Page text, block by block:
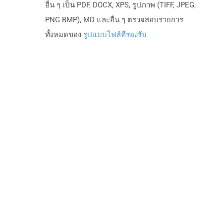
อื่น ๆ เป็น PDF, DOCX, XPS, รูปภาพ (TIFF, JPEG,
PNG BMP), MD และอื่น ๆ ตรวจสอบรายการ
ทั้งหมดของ รูปแบบไฟล์ที่รองรับ